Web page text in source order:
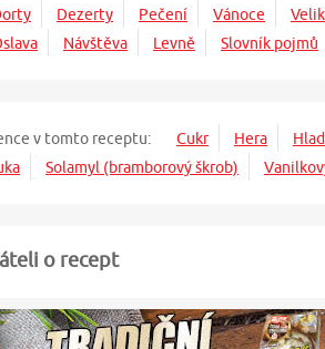
Dezerty Pečení Vánoce
Návštěva Levně Slovník pojmů
v tomto receptu: Cukr Hera
Solamyl (bramborový škrob)
o recept